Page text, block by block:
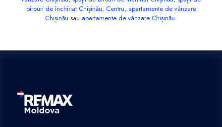
birouri de închiriat Chișinău, Centru, apartamente de vânzare
Chișinău sau apartamente de vânzare Chișinău.